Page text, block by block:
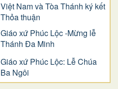
Việt Nam và Tòa Thánh ký kết
Thỏa thuận
Giáo xứ Phúc Lộc -Mừng lễ
Thánh Đa Minh
Giáo xứ Phúc Lộc: Lễ Chúa
Ba Ngôi